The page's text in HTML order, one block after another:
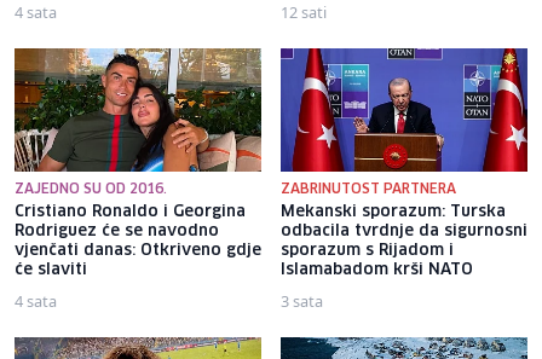
4 sata 12 sati
ZAJEDNO SU OD 2016.
Cristiano Ronaldo i Georgina
Rodriguez će se navodno
vjenčati danas: Otkriveno gdje
će slaviti
4 sata
ZABRINUTOST PARTNERA
Mekanski sporazum: Turska
odbacila tvrdnje da sigurnosni
sporazum s Rijadom i
Islamabadom krši NATO
3 sata